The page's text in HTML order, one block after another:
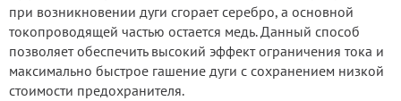
при возникновении дуги сгорает серебро, а основной
токопроводящей частью остается медь. Данный способ
позволяет обеспечить высокий эффект ограничения тока и
максимально быстрое гашение дуги с сохранением низкой
стоимости предохранителя.